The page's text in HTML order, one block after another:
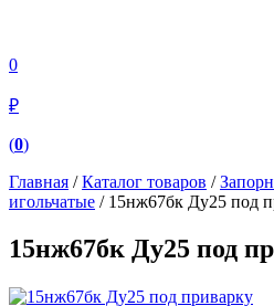
0
₽
(0)
Главная /Каталог товаров /
игольчатые / 15нж67бк Ду25 под
15нж67бк Ду25 под